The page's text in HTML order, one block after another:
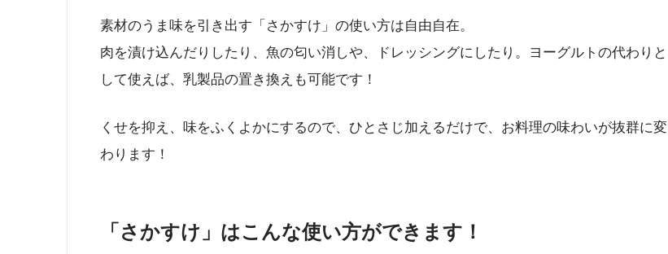
素材のうま味を引き出す「さかすけ」の使い方は自由自在。
肉を漬け込んだりしたり、魚の匂い消しや、ドレッシングにしたり。ヨーグルトの代わりと
して使えば、乳製品の置き換えも可能です！
くせを抑え、味をふくよかにするので、ひとさじ加えるだけで、お料理の味わいが抜群に変
わります！
「さかすけ」はこんな使い方ができます！